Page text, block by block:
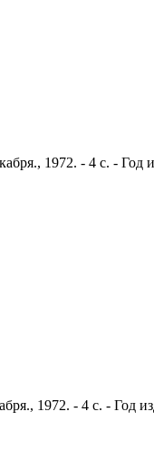
1972. - 4 с. - Год
1972. - 4 с. - Год